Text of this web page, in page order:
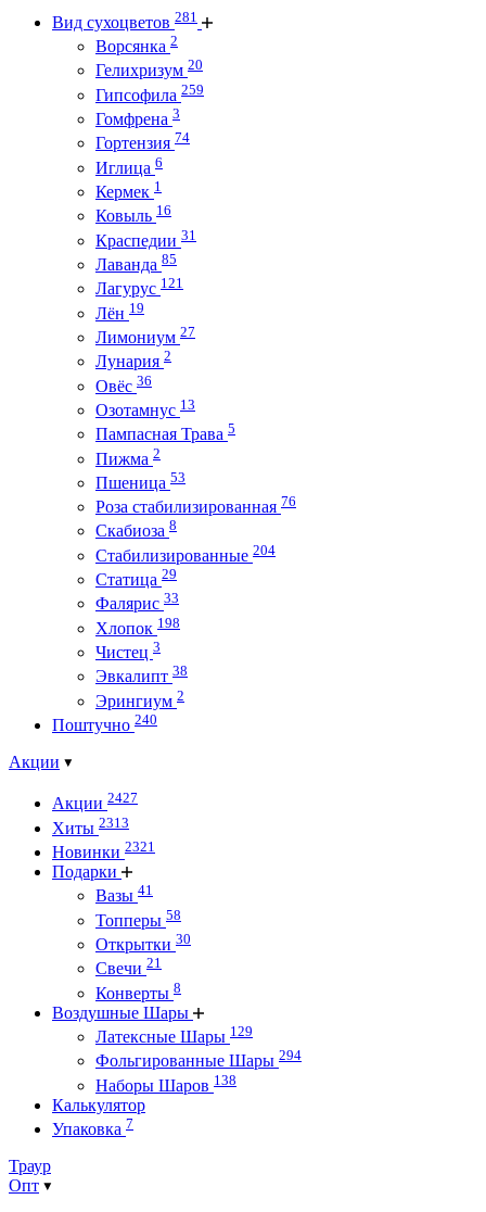
Вид сухоцветов 281
Ворсянка 2
Гелихризум 20
Гипсофила 259
Гомфрена 3
Гортензия 74
Иглица 6
Кермек 1
Ковыль 16
Краспедии 31
Лаванда 85
Лагурус 121
Лён 19
Лимониум 27
Лунария 2
Овёс 36
Озотамнус 13
Пампасная Трава 5
Пижма 2
Пшеница 53
Роза стабилизированная 76
Скабиоза 8
Стабилизированные 204
Статица 29
Фалярис 33
Хлопок 198
Чистец 3
Эвкалипт 38
Эрингиум 2
Поштучно 240
Акции
Акции 2427
Хиты 2313
Новинки 2321
Подарки
Вазы 41
Топперы 58
Открытки 30
Свечи 21
Конверты 8
Воздушные Шары
Латексные Шары 129
Фольгированные Шары 294
Наборы Шаров 138
Калькулятор
Упаковка 7
Траур
Опт